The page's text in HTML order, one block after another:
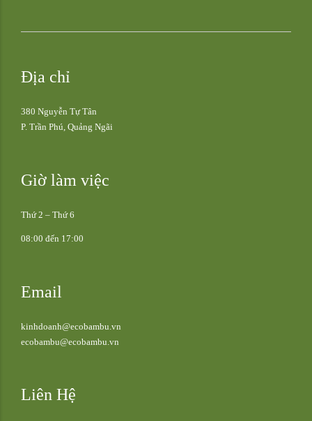
Địa chỉ
380 Nguyễn Tự Tân
P. Trần Phú, Quảng Ngãi
Giờ làm việc
Thứ 2 – Thứ 6
08:00 đến 17:00
Email
kinhdoanh@ecobambu.vn
ecobambu@ecobambu.vn
Liên Hệ